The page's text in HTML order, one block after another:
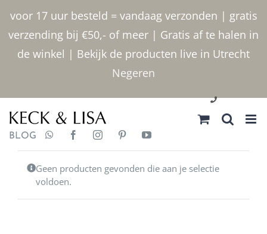
voor 17 uur besteld = vandaag verzonden | gratis
verzending bij €50,- of meer | Gratis af te halen in
de winkel | Bekijk de producten live in Utrecht
Negeren
inhoud
030 2400000
BLOG
Geen producten gevonden die aan je selectie
voldoen.